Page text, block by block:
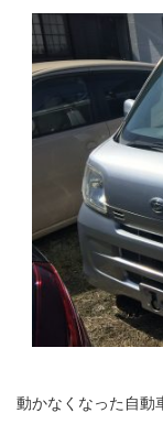
動かなくなった自動